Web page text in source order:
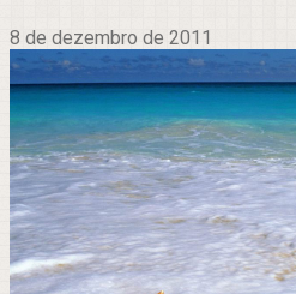
8 de dezembro de 2011